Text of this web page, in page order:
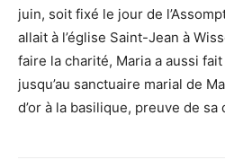
juin, soit fixé le jour de
allait à l’église Saint-Jean à
faire la charité, Maria a aussi
jusqu’au sanctuaire marial de
d’or à la basilique, preuve de sa